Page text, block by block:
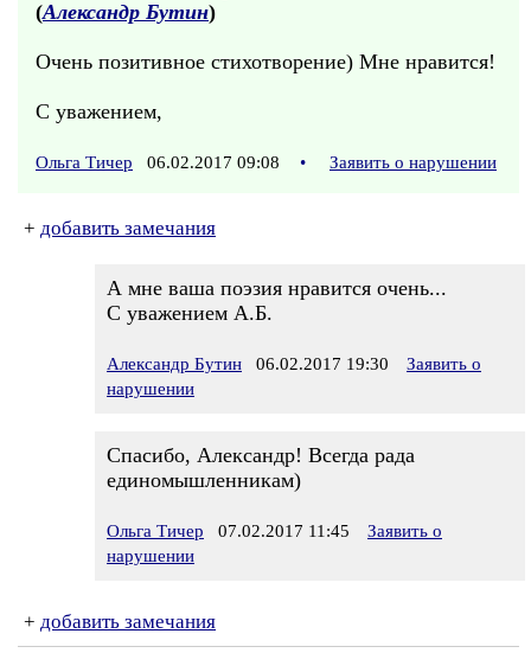
(Александр Бутин)
Очень позитивное стихотворение) Мне нравится!
С уважением,
Ольга Тичер 06.02.2017 09:08 • Заявить о нарушении
+ добавить замечания
А мне ваша поэзия нравится очень...
С уважением А.Б.
Александр Бутин 06.02.2017 19:30
Заявить о
нарушении
Спасибо, Александр! Всегда рада
единомышленникам)
Ольга Тичер 07.02.2017 11:45
Заявить о
нарушении
+ добавить замечания